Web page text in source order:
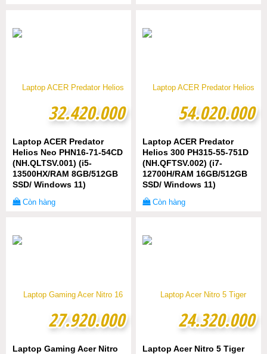
32.420.000
32.420.000
Laptop ACER Predator
Helios Neo PHN16-71-54CD
(NH.QLTSV.001) (i5-
13500HX/RAM 8GB/512GB
SSD/ Windows 11)
Còn hàng
54.020.000
54.020.000
Laptop ACER Predator
Helios 300 PH315-55-751D
(NH.QFTSV.002) (i7-
12700H/RAM 16GB/512GB
SSD/ Windows 11)
Còn hàng
27.920.000
27.920.000
Laptop Gaming Acer Nitro
24.320.000
24.320.000
Laptop Acer Nitro 5 Tiger